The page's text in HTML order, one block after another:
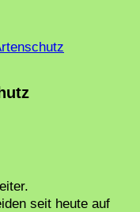
seit heute auf